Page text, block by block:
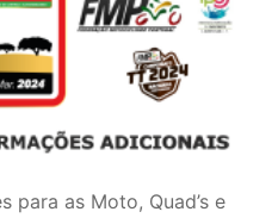
para as Moto, Quad’s e